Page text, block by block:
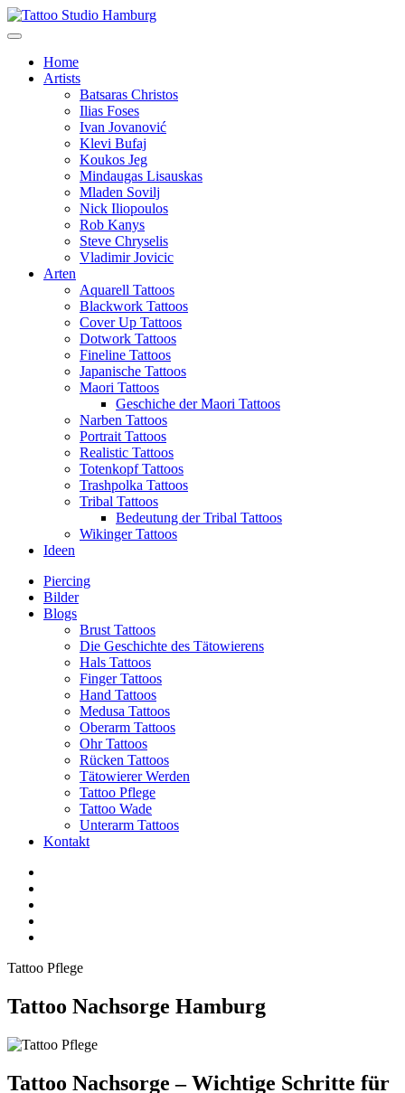
Home
Artists
Batsaras Christos
Ilias Foses
Ivan Jovanović
Klevi Bufaj
Koukos Jeg
Mindaugas Lisauskas
Mladen Sovilj
Nick Iliopoulos
Rob Kanys
Steve Chryselis
Vladimir Jovicic
Arten
Aquarell Tattoos
Blackwork Tattoos
Cover Up Tattoos
Dotwork Tattoos
Fineline Tattoos
Japanische Tattoos
Maori Tattoos
Geschiche der Maori Tattoos
Narben Tattoos
Portrait Tattoos
Realistic Tattoos
Totenkopf Tattoos
Trashpolka Tattoos
Tribal Tattoos
Bedeutung der Tribal Tattoos
Wikinger Tattoos
Ideen
Piercing
Bilder
Blogs
Brust Tattoos
Die Geschichte des Tätowierens
Hals Tattoos
Finger Tattoos
Hand Tattoos
Medusa Tattoos
Oberarm Tattoos
Ohr Tattoos
Rücken Tattoos
Tätowierer Werden
Tattoo Pflege
Tattoo Wade
Unterarm Tattoos
Kontakt
Tattoo Pflege
Tattoo Nachsorge Hamburg
Tattoo Nachsorge – Wichtige Schritte für